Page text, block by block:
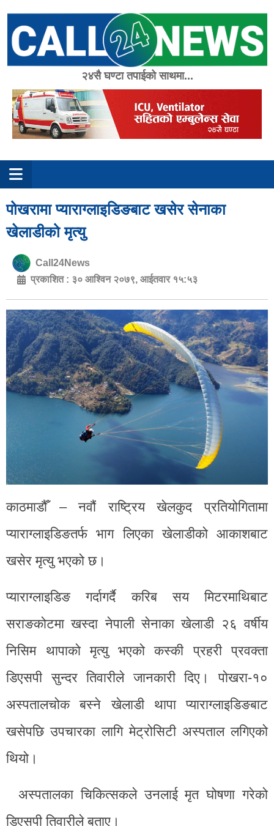
content
२४सै घण्टा तपाईको साथमा...
पोखरामा प्याराग्लाइडिङबाट खसेर सेनाका
खेलाडीको मृत्यु
Call24News
प्रकाशित : ३० आश्विन २०७९, आईतवार १५:५३
काठमाडौँ – नवौं राष्ट्रिय खेलकुद प्रतियोगितामा
प्याराग्लाइडिङतर्फ भाग लिएका खेलाडीको आकाशबाट
खसेर मृत्यु भएको छ।
प्याराग्लाइडिङ गर्दागर्दै करिब सय मिटरमाथिबाट
सराङकोटमा खस्दा नेपाली सेनाका खेलाडी २६ वर्षीय
निसिम थापाको मृत्यु भएको कस्की प्रहरी प्रवक्ता
डिएसपी सुन्दर तिवारीले जानकारी दिए। पोखरा-१०
अस्पतालचोक बस्ने खेलाडी थापा प्याराग्लाइडिङबाट
खसेपछि उपचारका लागि मेट्रोसिटी अस्पताल लगिएको
थियो।
अस्पतालका चिकित्सकले उनलाई मृत घोषणा गरेको
डिएसपी तिवारीले बताए।